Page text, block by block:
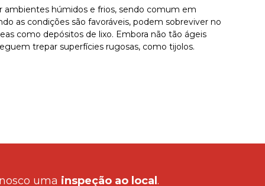
ambientes húmidos e frios, sendo comum em
as condições são favoráveis, podem sobreviver no
como depósitos de lixo. Embora não tão ágeis
trepar superfícies rugosas, como tijolos.
uma inspeção ao local .